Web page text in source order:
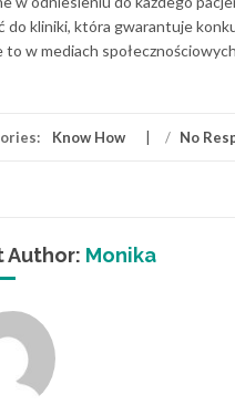
do kliniki, która gwarantuje
to w mediach
Know How / No
Author: Monika